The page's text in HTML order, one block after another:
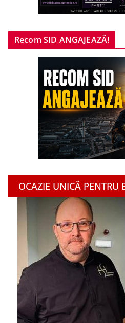
Recom SID ANGAJEAZĂ!
OCAZIE UNICĂ PENTRU